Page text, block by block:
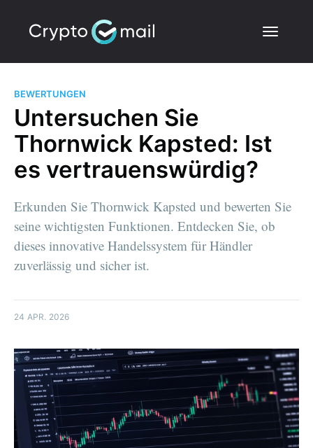
BEWERTUNGEN
Untersuchen Sie
Thornwick Kapsted: Ist
es vertrauenswürdig?
Erkunden Sie Thornwick Kapsted und bewerten Sie
seine wichtigsten Funktionen. Entdecken Sie, ob
dieses innovative Handelssystem für Händler
zuverlässig und sicher ist.
24 APR. 2026